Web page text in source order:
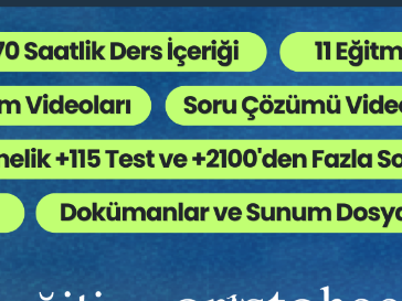
ESASA İLİŞKİN ÖNEMLİ SORUNLAR
ŞİRKETLERİN SORUMLULUĞU 127